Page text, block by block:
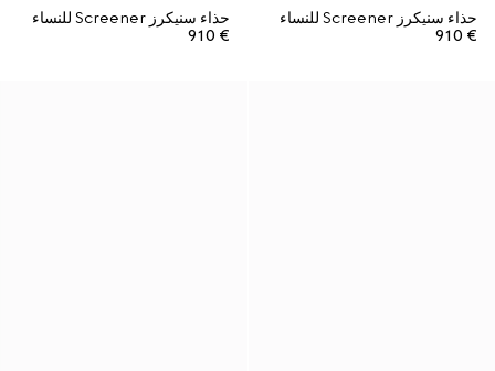
حذاء سنيكرز Screener للنساء
€ 910
حذاء سنيكرز Screener للنساء
€ 910